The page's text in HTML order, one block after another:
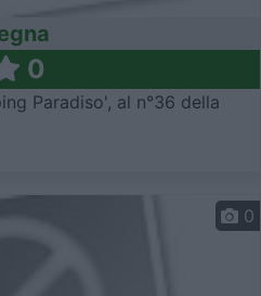
0
Paradiso', al n°36 della
0